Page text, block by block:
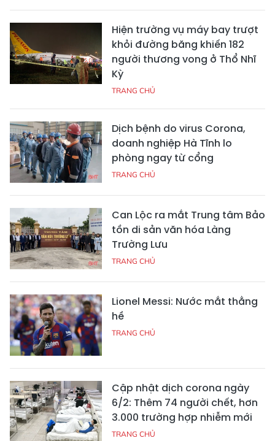
Hiện trường vụ máy bay trượt
khỏi đường băng khiến 182
người thương vong ở Thổ Nhĩ
Kỳ
TRANG CHỦ
Dịch bệnh do virus Corona,
doanh nghiệp Hà Tĩnh lo
phòng ngay từ cổng
TRANG CHỦ
Can Lộc ra mắt Trung tâm Bảo
tồn di sản văn hóa Làng
Trường Lưu
TRANG CHỦ
Lionel Messi: Nước mắt thằng
hề
TRANG CHỦ
Cập nhật dịch corona ngày
6/2: Thêm 74 người chết, hơn
3.000 trường hợp nhiễm mới
TRANG CHỦ